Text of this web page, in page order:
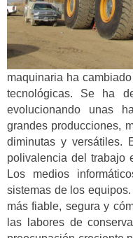
maquinaria ha
tecnológicas. Se ha
evolucionando unas
grandes producciones,
diminutas y versátiles.
polivalencia del trabajo
Los medios
sistemas de los
más fiable, segura y
las labores de